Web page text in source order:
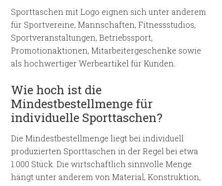
Sporttaschen mit Logo eignen sich unter anderem
für Sportvereine, Mannschaften, Fitnessstudios,
Sportveranstaltungen, Betriebssport,
Promotionaktionen, Mitarbeitergeschenke sowie
als hochwertiger Werbeartikel für Kunden.
Wie hoch ist die
Mindestbestellmenge für
individuelle Sporttaschen?
Die Mindestbestellmenge liegt bei individuell
produzierten Sporttaschen in der Regel bei etwa
1.000 Stück. Die wirtschaftlich sinnvolle Menge
hängt unter anderem von Material, Konstruktion,